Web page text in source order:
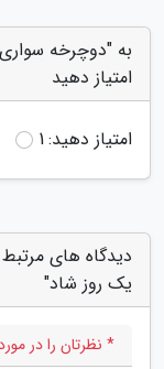
به "دوچرخه
امتیاز دهید
امتیاز دهید:1
دیدگاه های
یک روز شاد"
* نظرتان را در